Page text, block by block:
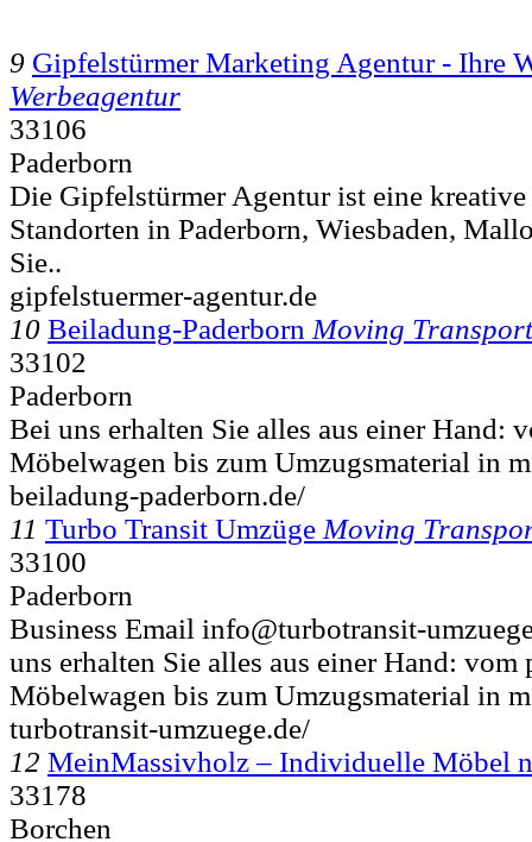
9 Gipfelstürmer Marketing Agentur - Ihre
Werbeagentur
33106
Paderborn
Die Gipfelstürmer Agentur ist eine
Standorten in Paderborn, Wiesbaden,
Sie..
gipfelstuermer-agentur.de
10 Beiladung-Paderborn Moving Transport
33102
Paderborn
Bei uns erhalten Sie alles aus einer Hand:
Möbelwagen bis zum Umzugsmaterial in
beiladung-paderborn.de/
11 Turbo Transit Umzüge Moving
33100
Paderborn
Business Email info@turbotransit-
uns erhalten Sie alles aus einer Hand: vom
Möbelwagen bis zum Umzugsmaterial in
turbotransit-umzuege.de/
12 MeinMassivholz – Individuelle Möbel
33178
Borchen